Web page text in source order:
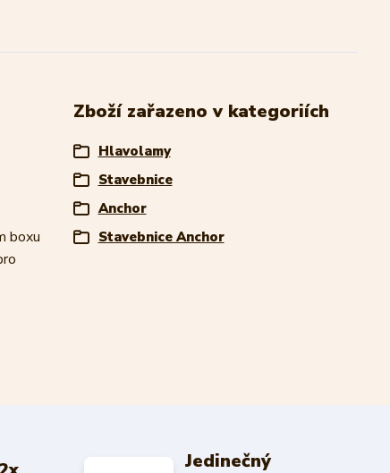
boxu
Zboží zařazeno v kategoriích
Hlavolamy
Stavebnice
Anchor
Stavebnice Anchor
Jedinečný